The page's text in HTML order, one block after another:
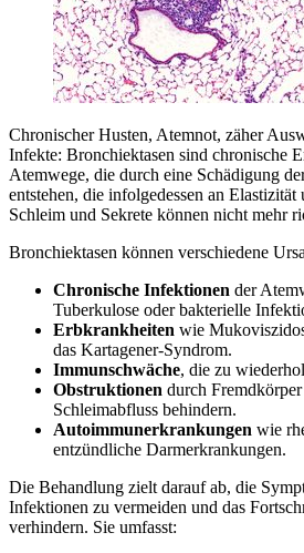
Chronischer Husten, Atemnot, zäher
Infekte: Bronchiektasen sind chronische
Atemwege, die durch eine Schädigung
entstehen, die infolgedessen an
Schleim und Sekrete können nicht mehr
Bronchiektasen können verschiedene
Chronische Infektionen der
Tuberkulose oder bakterielle
Erbkrankheiten wie
das Kartagener-Syndrom.
Immunschwäche, die zu
Obstruktionen durch
Schleimabfluss behindern.
Autoimmunerkrankungen wie
entzündliche Darmerkrankungen.
Die Behandlung zielt darauf ab, die
Infektionen zu vermeiden und das
verhindern. Sie umfasst: